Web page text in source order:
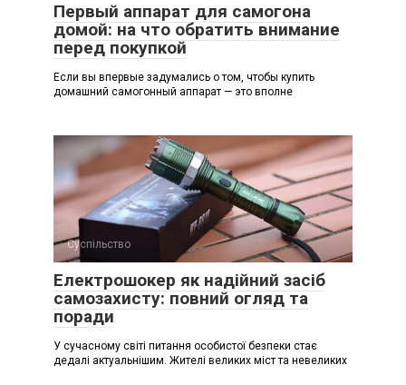
Первый аппарат для самогона
домой: на что обратить внимание
перед покупкой
Если вы впервые задумались о том, чтобы купить
домашний самогонный аппарат — это вполне
Суспільство
Електрошокер як надійний засіб
самозахисту: повний огляд та
поради
У сучасному світі питання особистої безпеки стає
дедалі актуальнішим. Жителі великих міст та невеликих